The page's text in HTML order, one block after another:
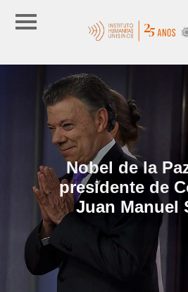
Nobel de la
presidente de
Juan Manuel